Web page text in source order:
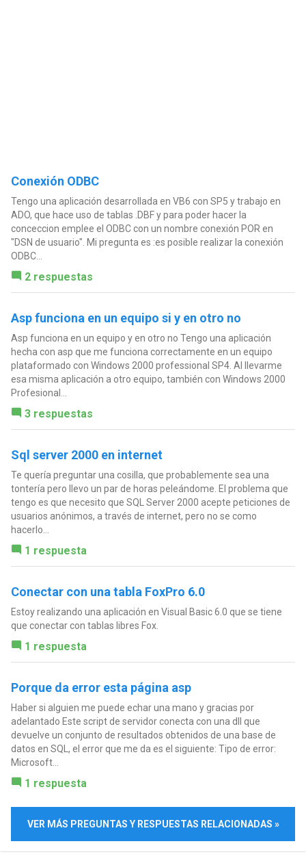
Conexión ODBC
Tengo una aplicación desarrollada en VB6 con SP5 y trabajo en
ADO, que hace uso de tablas .DBF y para poder hacer la
conceccion emplee el ODBC con un nombre conexión POR en
"DSN de usuario". Mi pregunta es :es posible realizar la conexión
ODBC...
2 respuestas
Asp funciona en un equipo si y en otro no
Asp funciona en un equipo y en otro no Tengo una aplicación
hecha con asp que me funciona correctamente en un equipo
plataformado con Windows 2000 professional SP4. Al llevarme
esa misma aplicación a otro equipo, también con Windows 2000
Profesional...
3 respuestas
Sql server 2000 en internet
Te quería preguntar una cosilla, que probablemente sea una
tontería pero llevo un par de horas peleándome. El problema que
tengo es que necesito que SQL Server 2000 acepte peticiones de
usuarios anónimos, a través de internet, pero no se como
hacerlo...
1 respuesta
Conectar con una tabla FoxPro 6.0
Estoy realizando una aplicación en Visual Basic 6.0 que se tiene
que conectar con tablas libres Fox.
1 respuesta
Porque da error esta página asp
Haber si alguien me puede echar una mano y gracias por
adelantado Este script de servidor conecta con una dll que
devuelve un conjunto de resultados obtenidos de una base de
datos en SQL, el error que me da es el siguiente: Tipo de error:
Microsoft...
1 respuesta
VER MÁS PREGUNTAS Y RESPUESTAS RELACIONADAS »